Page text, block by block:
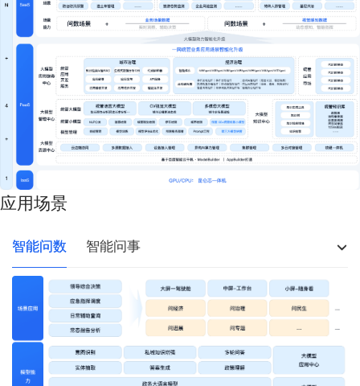
应用场景
智能问数 智能问事